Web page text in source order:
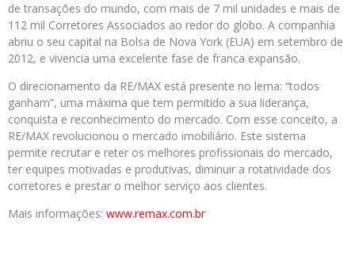
de transações do mundo, com mais de 7 mil unidades e mais de
112 mil Corretores Associados ao redor do globo. A companhia
abriu o seu capital na Bolsa de Nova York (EUA) em setembro de
2012, e vivencia uma excelente fase de franca expansão.
O direcionamento da RE/MAX está presente no lema: “todos
ganham”, uma máxima que tem permitido a sua liderança,
conquista e reconhecimento do mercado. Com esse conceito, a
RE/MAX revolucionou o mercado imobiliário. Este sistema
permite recrutar e reter os melhores profissionais do mercado,
ter equipes motivadas e produtivas, diminuir a rotatividade dos
corretores e prestar o melhor serviço aos clientes.
Mais informações: www.remax.com.br